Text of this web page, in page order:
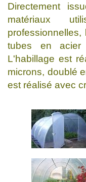
Directement
matériaux
tubes en acier
L'habillage est
microns, doublé
est réalisé avec